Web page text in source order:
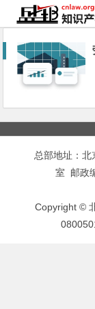
总部地址：北
室 邮政
Copyright ©